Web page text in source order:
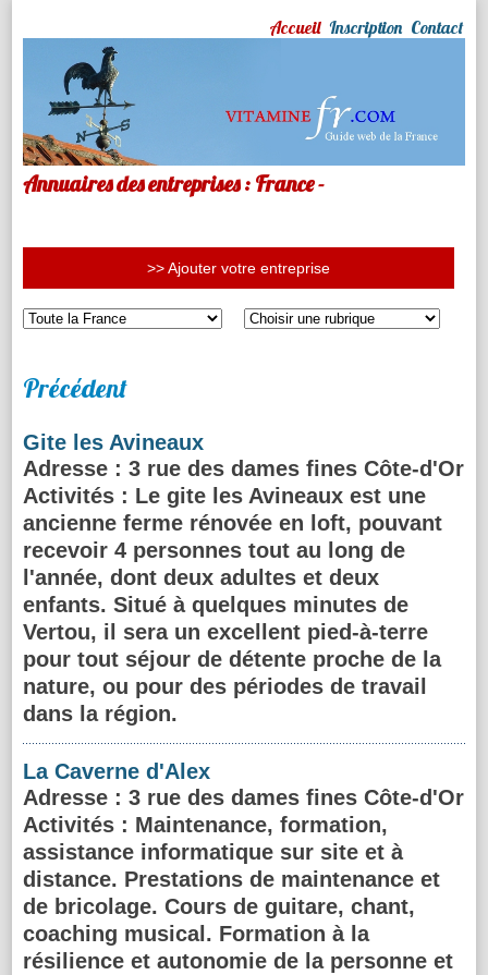
Accueil Inscription Contact
Annuaires des entreprises : France -
>> Ajouter votre entreprise
Précédent
Gite les Avineaux
Adresse : 3 rue des dames fines Côte-d'Or
Activités : Le gite les Avineaux est une
ancienne ferme rénovée en loft, pouvant
recevoir 4 personnes tout au long de
l'année, dont deux adultes et deux
enfants. Situé à quelques minutes de
Vertou, il sera un excellent pied-à-terre
pour tout séjour de détente proche de la
nature, ou pour des périodes de travail
dans la région.
La Caverne d'Alex
Adresse : 3 rue des dames fines Côte-d'Or
Activités : Maintenance, formation,
assistance informatique sur site et à
distance. Prestations de maintenance et
de bricolage. Cours de guitare, chant,
coaching musical. Formation à la
résilience et autonomie de la personne et